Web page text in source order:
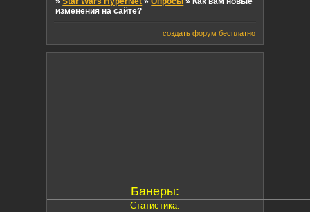
изменения на сайте?
создать форум бесплатно
Банеры:
Статистика: